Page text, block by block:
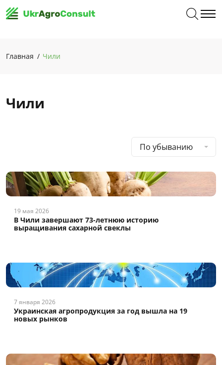
Главная Чили
Чили
По убыванию
19 мая 2026
В Чили завершают 73-летнюю историю
выращивания сахарной свеклы
7 января 2026
Украинская агропродукция за год вышла на 19
новых рынков